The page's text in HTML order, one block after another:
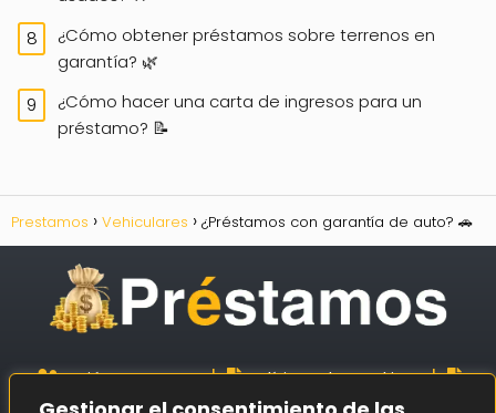
¿Cómo obtener préstamos sobre terrenos en
garantía? 🌿
¿Cómo hacer una carta de ingresos para un
préstamo? 📝
Prestamos Vehiculares ¿Préstamos con garantía de auto? 🚗
Quiénes Somos| Políticas de Cookies|
Políticas de Privacidad| Aviso Legal| Mapa del